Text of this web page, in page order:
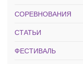
СОРЕВНОВАНИЯ
СТАТЬИ
ФЕСТИВАЛЬ